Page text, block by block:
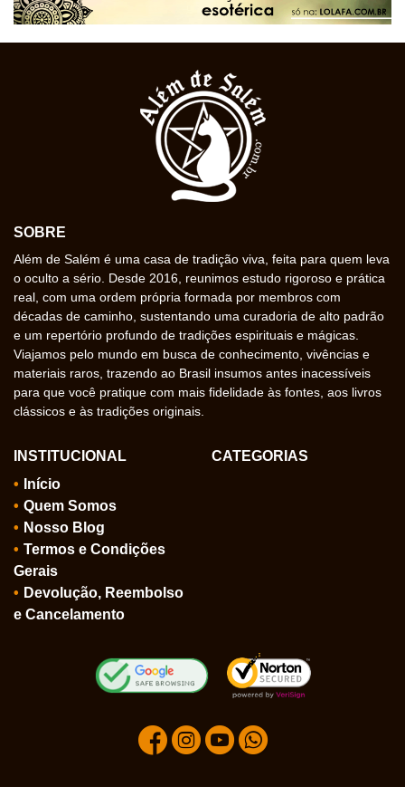
SOBRE
Além de Salém é uma casa de tradição viva, feita para quem leva
o oculto a sério. Desde 2016, reunimos estudo rigoroso e prática
real, com uma ordem própria formada por membros com
décadas de caminho, sustentando uma curadoria de alto padrão
e um repertório profundo de tradições espirituais e mágicas.
Viajamos pelo mundo em busca de conhecimento, vivências e
materiais raros, trazendo ao Brasil insumos antes inacessíveis
para que você pratique com mais fidelidade às fontes, aos livros
clássicos e às tradições originais.
INSTITUCIONAL
Início
Quem Somos
Nosso Blog
Termos e Condições
Gerais
Devolução, Reembolso
e Cancelamento
CATEGORIAS